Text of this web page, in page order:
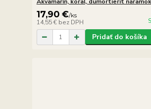
17,90 €/ks
14,55 € bez DPH
Pridať do košíka